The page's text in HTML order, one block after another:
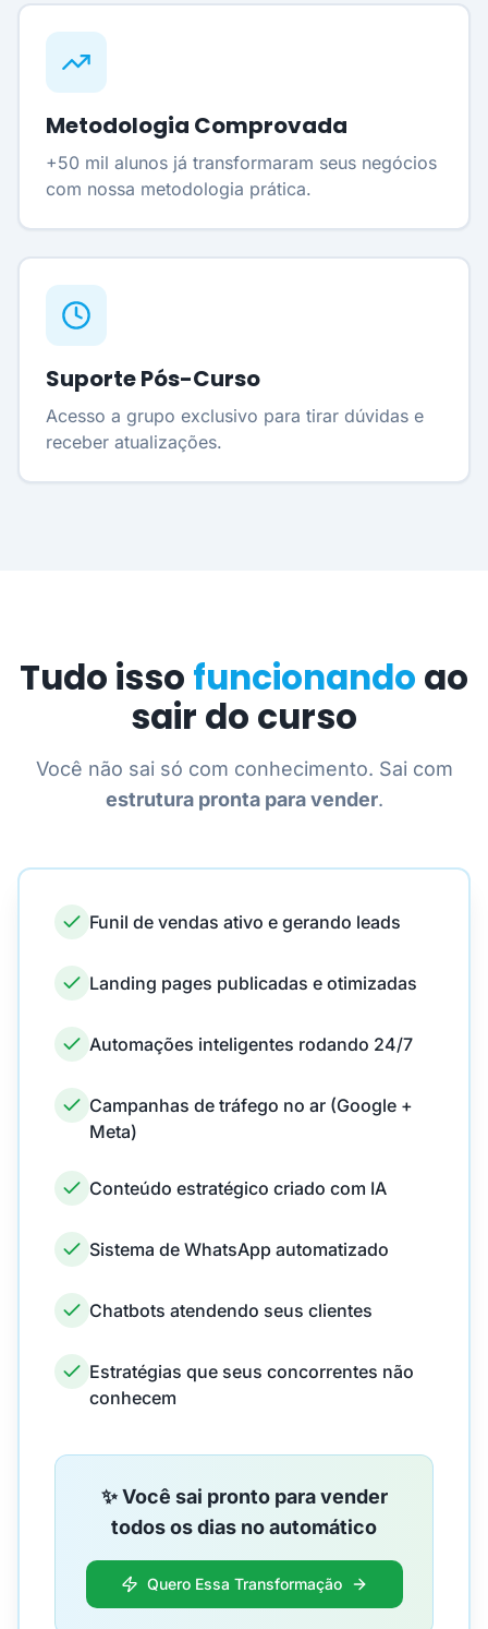
Metodologia Comprovada
+50 mil alunos já transformaram seus negócios
com nossa metodologia prática.
Suporte Pós-Curso
Acesso a grupo exclusivo para tirar dúvidas e
receber atualizações.
Tudo isso funcionando ao
sair do curso
Você não sai só com conhecimento. Sai com
estrutura pronta para vender.
Funil de vendas ativo e gerando leads
Landing pages publicadas e otimizadas
Automações inteligentes rodando 24/7
Campanhas de tráfego no ar (Google +
Meta)
Conteúdo estratégico criado com IA
Sistema de WhatsApp automatizado
Chatbots atendendo seus clientes
Estratégias que seus concorrentes não
conhecem
✨ Você sai pronto para vender
todos os dias no automático
Quero Essa Transformação